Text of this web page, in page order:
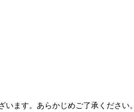
ます。あらかじめご了承ください。